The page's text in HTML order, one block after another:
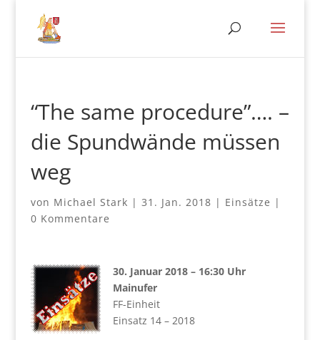
“The same procedure”…. –
die Spundwände müssen
weg
von Michael Stark | 31. Jan. 2018 | Einsätze |
0 Kommentare
30. Januar 2018 – 16:30 Uhr
Mainufer
FF-Einheit
Einsatz 14 – 2018